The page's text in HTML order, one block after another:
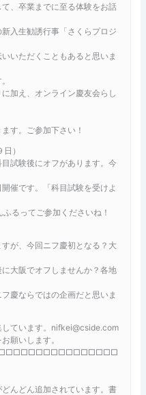
、卒業までに至る体験をお話
入生勧誘行事「さくらプロジ
いただくこともあると思いま
加え、オンライン慶友会らし
す。ご参加下さい！
）
試験後にオフがあります。今
催です。「科目試験を受けよ
るってご参加くださいね！
が、今回ニフ慶初となる？大
大阪でオフしませんか？各地
慶ならではの企画だと思いま
しています。nifkei@cside.com
願いします。
んどん追加されています。書